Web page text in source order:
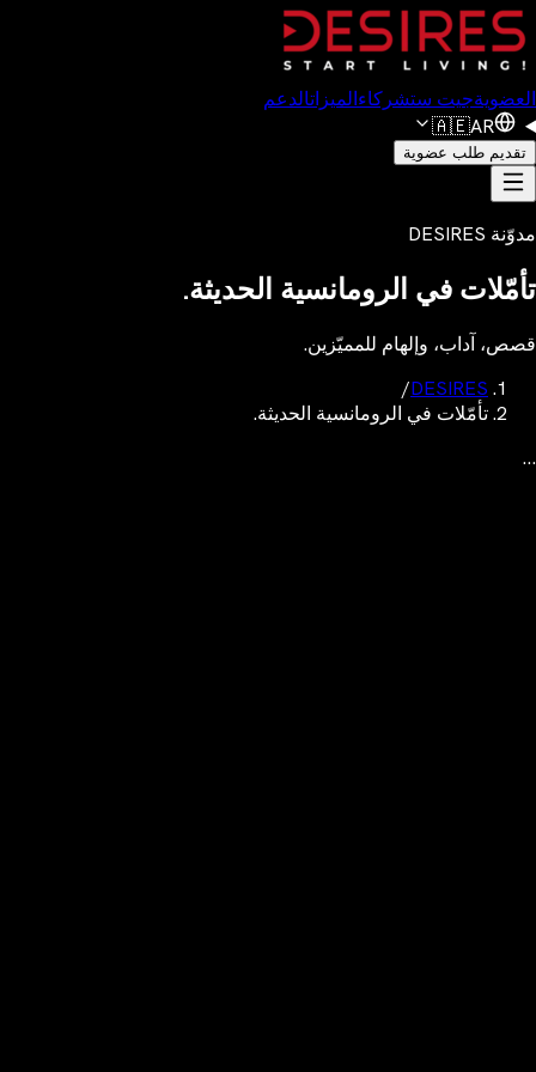
العضويةجيت ستشركاءالميزاتالدعم
🇦🇪AR
تقديم طلب عضوية
مدوّنة DESIRES
تأمّلات في الرومانسية الحديثة.
قصص، آداب، وإلهام للمميّزين.
DESIRES
/
تأمّلات في الرومانسية الحديثة.
…